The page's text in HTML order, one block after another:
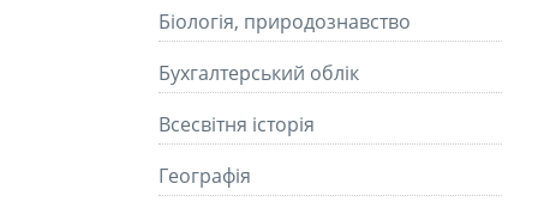
Біологія, природознавство
Бухгалтерський облік
Всесвітня історія
Географія